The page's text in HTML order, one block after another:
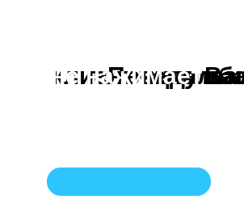
Почему Ваш потенциальный клиент видит баннер, но
не нажимаетна